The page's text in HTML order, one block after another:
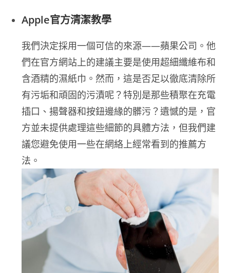
Apple官方清潔教學
我們決定採用一個可信的來源——蘋果公司。他
們在官方網站上的建議主要是使用超細纖維布和
含酒精的濕紙巾。然而，這是否足以徹底清除所
有污垢和頑固的污漬呢？特別是那些積聚在充電
插口、揚聲器和按鈕邊緣的髒污？遺憾的是，官
方並未提供處理這些細節的具體方法，但我們建
議您避免使用一些在網絡上經常看到的推薦方
法。